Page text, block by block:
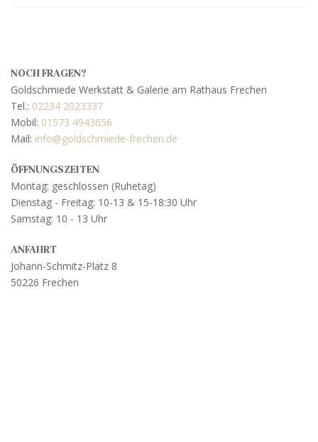
NOCH FRAGEN?
Goldschmiede Werkstatt & Galerie am Rathaus Frechen
Tel.: 02234 2023337
Mobil: 01573 4943656
Mail: info@goldschmiede-frechen.de
ÖFFNUNGSZEITEN
Montag: geschlossen (Ruhetag)
Dienstag - Freitag: 10-13 & 15-18:30 Uhr
Samstag: 10 - 13 Uhr
ANFAHRT
Johann-Schmitz-Platz 8
50226 Frechen